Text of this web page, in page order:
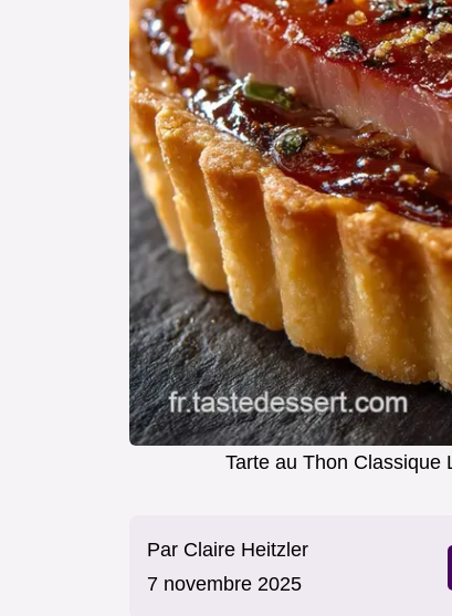
Tarte au Thon Classique
Par Claire Heitzler
7 novembre 2025